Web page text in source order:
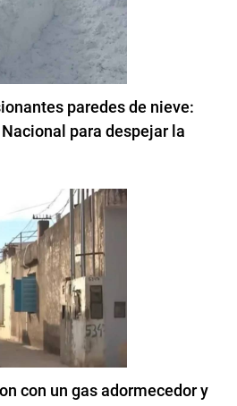
paredes de nieve:
para despejar la
con un gas adormecedor y